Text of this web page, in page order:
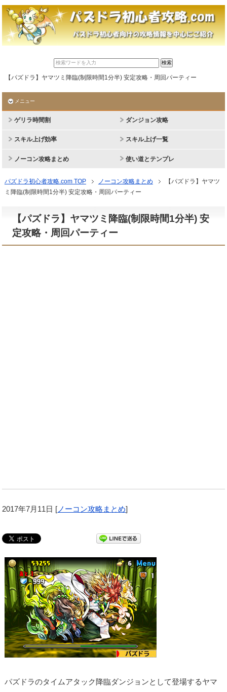
【パズドラ】ヤマツミ降臨(制限時間1分半) 安定攻略・周回パーティー
メニュー
ゲリラ時間割 ダンジョン攻略
スキル上げ効率 スキル上げ一覧
ノーコン攻略まとめ 使い道とテンプレ
パズドラ初心者攻略.com TOP ノーコン攻略まとめ
【パズドラ】ヤマツ
ミ降臨(制限時間1分半) 安定攻略・周回パーティー
【パズドラ】ヤマツミ降臨(制限時間1分半) 安
定攻略・周回パーティー
2017年7月11日 [ ノーコン攻略まとめ]
パズドラのタイムアタック降臨ダンジョンとして登場するヤマ